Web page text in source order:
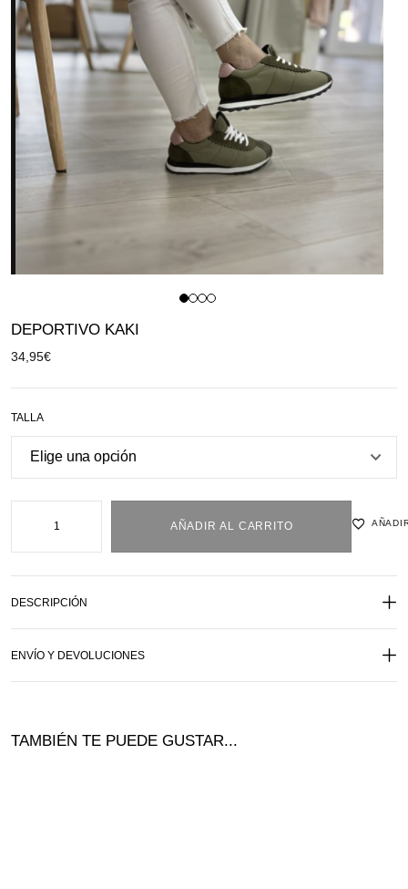
DEPORTIVO KAKI
34,95€
TALLA
AÑADIR AL CARRITO
DESCRIPCIÓN
ENVÍO Y DEVOLUCIONES
TAMBIÉN TE PUEDE GUSTAR...